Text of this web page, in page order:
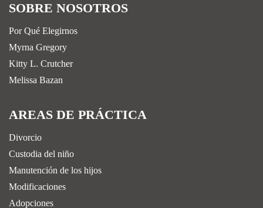
SOBRE NOSOTROS
Por Qué Elegirnos
Myrna Gregory
Kitty L. Crutcher
Melissa Bazan
AREAS DE PRÁCTICA
Divorcio
Custodia del niño
Manutención de los hijos
Modificaciones
Adopciones